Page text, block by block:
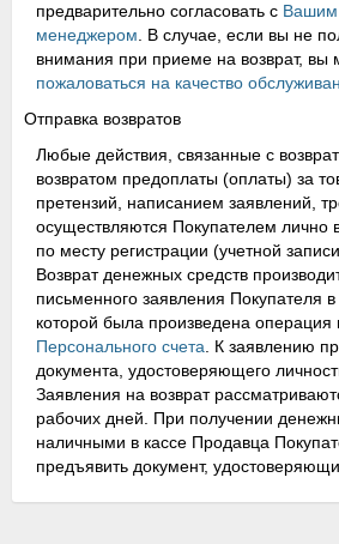
предварительно согласовать с Вашим
менеджером . В случае, если вы не
внимания при приеме на возврат, вы
пожаловаться на качество
Отправка возвратов
Любые действия, связанные с
возвратом предоплаты (оплаты) за
претензий, написанием заявлений,
осуществляются Покупателем лично
по месту регистрации (учетной
Возврат денежных средств
письменного заявления Покупателя
которой была произведена
Персонального счета . К заявлению
документа, удостоверяющего
Заявления на возврат
рабочих дней. При получении
наличными в кассе Продавца
предъявить документ,